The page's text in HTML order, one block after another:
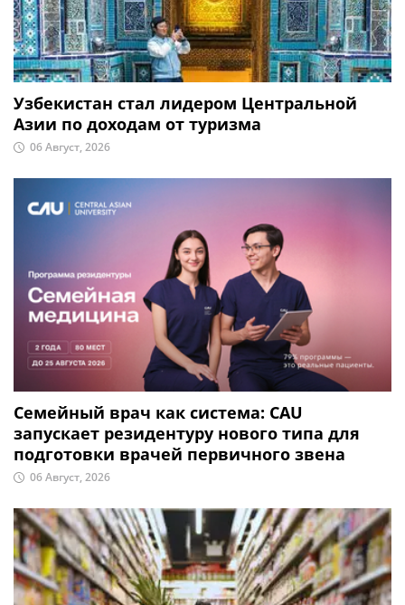
Узбекистан стал лидером Центральной
Азии по доходам от туризма
06 Август, 2026
Семейный врач как система: CAU
запускает резидентуру нового типа для
подготовки врачей первичного звена
06 Август, 2026